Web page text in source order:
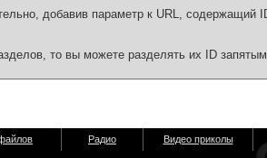
добавив параметр к URL, содержащий
то вы можете разделять их ID
Радио Видео приколы